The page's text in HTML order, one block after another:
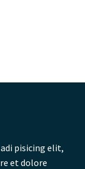
pisicing elit,
et dolore